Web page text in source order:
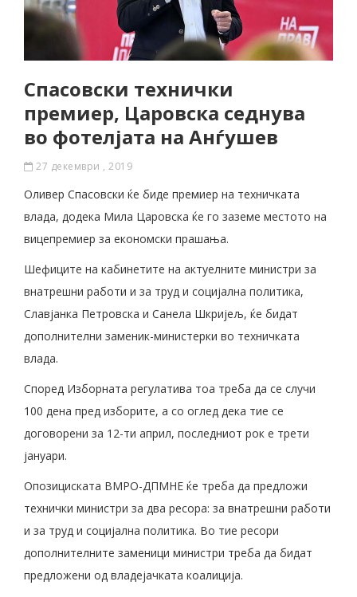
Спасовски технички
премиер, Царовска седнува
во фотелјата на Анѓушев
27 декември , 2019
Оливер Спасовски ќе биде премиер на техничката
влада, додека Мила Царовска ќе го заземе местото на
вицепремиер за економски прашања.
Шефиците на кабинетите на актуелните министри за
внатрешни работи и за труд и социјална политика,
Славјанка Петровска и Санела Шкријељ, ќе бидат
дополнителни заменик-министерки во техничката
влада.
Според Изборната регулатива тоа треба да се случи
100 дена пред изборите, а со оглед дека тие се
договорени за 12-ти април, последниот рок е трети
јануари.
Опозициската ВМРО-ДПМНЕ ќе треба да предложи
технички министри за два ресора: за внатрешни работи
и за труд и социјална политика. Во тие ресори
дополнителните заменици министри треба да бидат
предложени од владејачката коалиција.